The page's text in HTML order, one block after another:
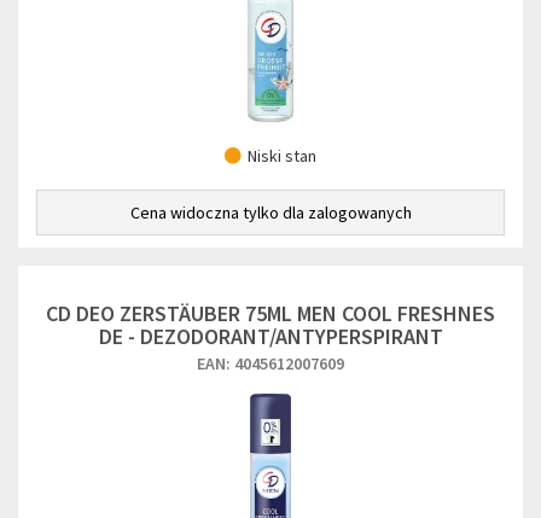
Niski stan
Cena widoczna tylko dla zalogowanych
CD DEO ZERSTÄUBER 75ML MEN COOL FRESHNES
DE - DEZODORANT/ANTYPERSPIRANT
EAN: 4045612007609